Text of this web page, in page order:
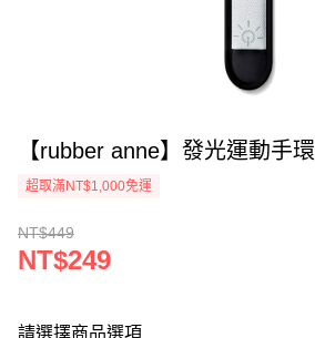
【rubber anne】發光運動手環
超取滿NT$1,000免運
NT$449
NT$249
請選擇商品選項